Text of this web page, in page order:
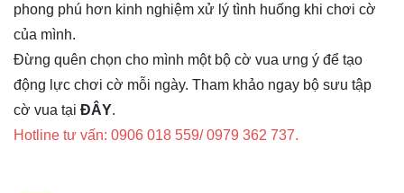
phong phú hơn kinh nghiệm xử lý tình huống khi chơi cờ
của mình.
Đừng quên chọn cho mình một bộ cờ vua ưng ý để tạo
động lực chơi cờ mỗi ngày. Tham khảo ngay bộ sưu tập
cờ vua tại ĐÂY.
Hotline tư vấn: 0906 018 559/ 0979 362 737.